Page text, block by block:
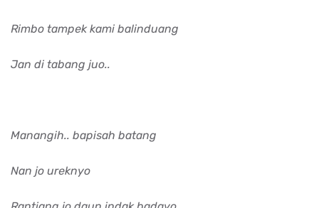
Rimbo tampek kami balinduang
Jan di tabang juo..
Manangih.. bapisah batang
Nan jo ureknyo